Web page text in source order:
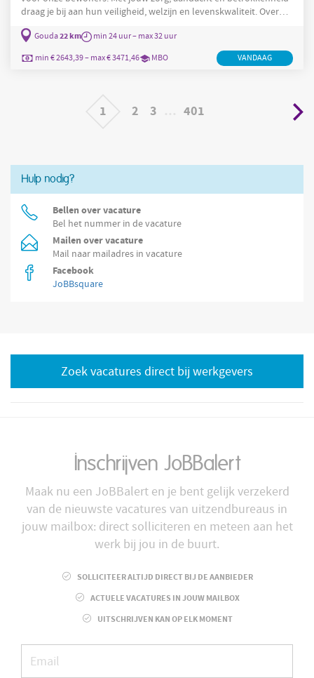
draag je bij aan hun veiligheid, welzijn en levenskwaliteit. Over
Ronssehof Ronssehof is volop in ontwikkeling en groeit door als
kennis- en expertisecentrum voor Revalidatie en Herstel. Tegelijk
blijven we een warme en prettige woonomgeving bieden aan
bewoners met een indicatie voor verpleeghuiszorg. Voor deze
Gouda22 km min 24 uur – max 32 uur
min € 2643,39 – max € 3471,46 MBO VANDAAG
1 2 3 401
Hulp nodig?
Bellen over vacature
Bel het nummer in de vacature
Mailen over vacature
Mail naar mailadres in vacature
Facebook
JoBBsquare
Zoek vacatures direct bij werkgevers
Inschrijven JoBBalert
Maak nu een JoBBalert en je bent gelijk verzekerd
van de nieuwste vacatures van uitzendbureaus in
jouw mailbox: direct solliciteren en meteen aan het
werk bij jou in de buurt.
SOLLICITEER ALTIJD DIRECT BIJ DE AANBIEDER
ACTUELE VACATURES IN JOUW MAILBOX
UITSCHRIJVEN KAN OP ELK MOMENT